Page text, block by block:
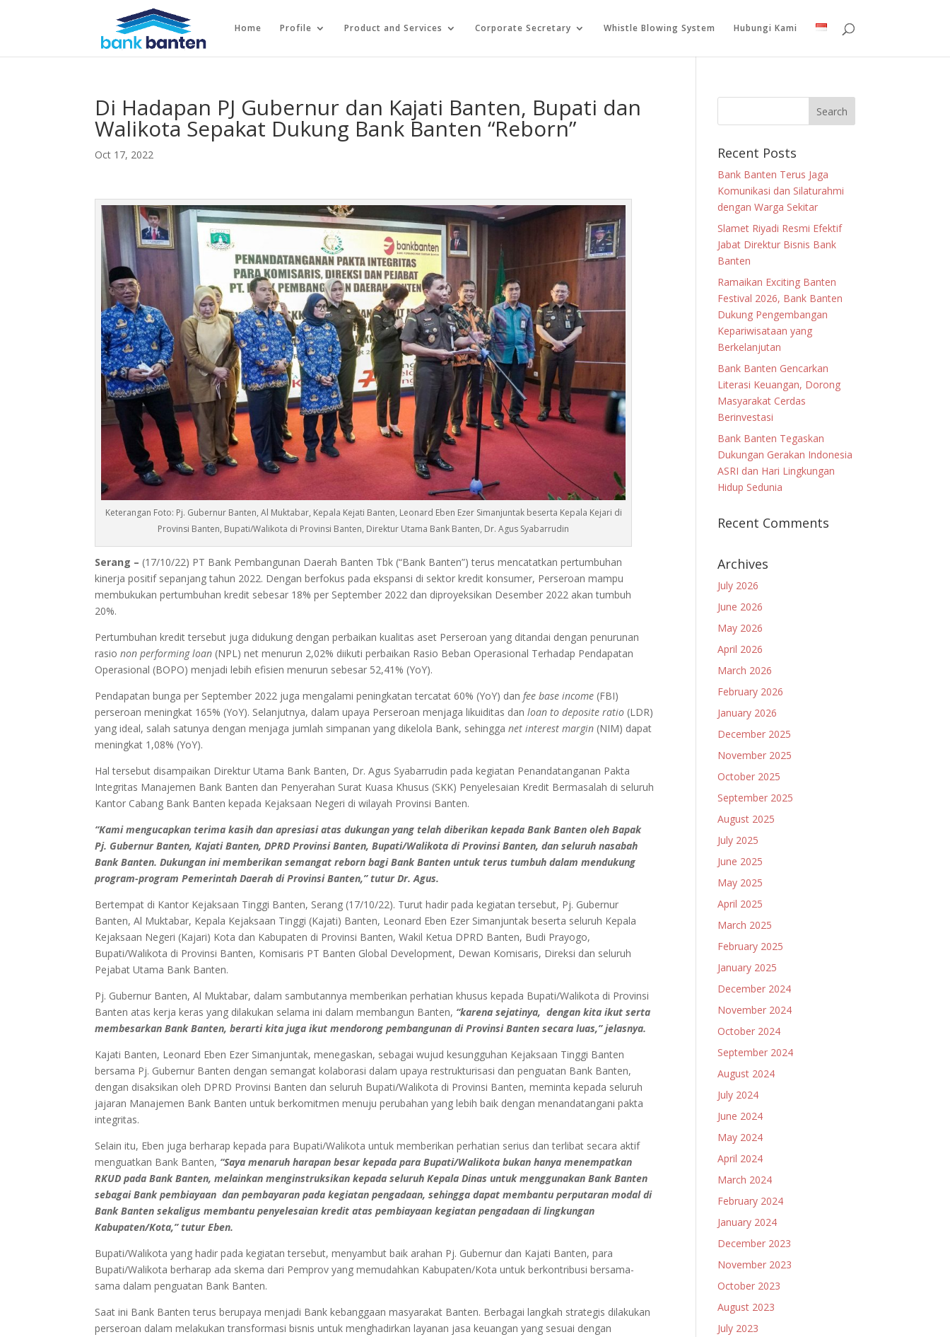
Home Profile Product and Services Corporate Secretary Whistle Blowing System Hubungi Kami
Di Hadapan PJ Gubernur dan Kajati Banten, Bupati dan
Walikota Sepakat Dukung Bank Banten “Reborn”
Oct 17, 2022
Keterangan Foto: Pj. Gubernur Banten, Al Muktabar, Kepala Kejati Banten, Leonard Eben Ezer Simanjuntak beserta Kepala Kejari di
Provinsi Banten, Bupati/Walikota di Provinsi Banten, Direktur Utama Bank Banten, Dr. Agus Syabarrudin
Serang – (17/10/22) PT Bank Pembangunan Daerah Banten Tbk (“Bank Banten”) terus mencatatkan pertumbuhan
kinerja positif sepanjang tahun 2022. Dengan berfokus pada ekspansi di sektor kredit konsumer, Perseroan mampu
membukukan pertumbuhan kredit sebesar 18% per September 2022 dan diproyeksikan Desember 2022 akan tumbuh
20%.
Pertumbuhan kredit tersebut juga didukung dengan perbaikan kualitas aset Perseroan yang ditandai dengan penurunan
rasionon performing loan (NPL) net menurun 2,02% diikuti perbaikan Rasio Beban Operasional Terhadap Pendapatan
Operasional (BOPO) menjadi lebih efisien menurun sebesar 52,41% (YoY).
Pendapatan bunga per September 2022 juga mengalami peningkatan tercatat 60% (YoY) danfee base income (FBI)
perseroan meningkat 165% (YoY). Selanjutnya, dalam upaya Perseroan menjaga likuiditas danloan to deposite ratio (LDR)
yang ideal, salah satunya dengan menjaga jumlah simpanan yang dikelola Bank, sehingganet interest margin (NIM) dapat
meningkat 1,08% (YoY).
Hal tersebut disampaikan Direktur Utama Bank Banten, Dr. Agus Syabarrudin pada kegiatan Penandatanganan Pakta
Integritas Manajemen Bank Banten dan Penyerahan Surat Kuasa Khusus (SKK) Penyelesaian Kredit Bermasalah di seluruh
Kantor Cabang Bank Banten kepada Kejaksaan Negeri di wilayah Provinsi Banten.
“Kami mengucapkan terima kasih dan apresiasi atas dukungan yang telah diberikan kepada Bank Banten oleh Bapak
Pj. Gubernur Banten, Kajati Banten, DPRD Provinsi Banten, Bupati/Walikota di Provinsi Banten, dan seluruh nasabah
Bank Banten. Dukungan ini memberikan semangat reborn bagi Bank Banten untuk terus tumbuh dalam mendukung
program-program Pemerintah Daerah di Provinsi Banten,” tutur Dr. Agus.
Bertempat di Kantor Kejaksaan Tinggi Banten, Serang (17/10/22). Turut hadir pada kegiatan tersebut, Pj. Gubernur
Banten, Al Muktabar, Kepala Kejaksaan Tinggi (Kajati) Banten, Leonard Eben Ezer Simanjuntak beserta seluruh Kepala
Kejaksaan Negeri (Kajari) Kota dan Kabupaten di Provinsi Banten, Wakil Ketua DPRD Banten, Budi Prayogo,
Bupati/Walikota di Provinsi Banten, Komisaris PT Banten Global Development, Dewan Komisaris, Direksi dan seluruh
Pejabat Utama Bank Banten.
Pj. Gubernur Banten, Al Muktabar, dalam sambutannya memberikan perhatian khusus kepada Bupati/Walikota di Provinsi
Banten atas kerja keras yang dilakukan selama ini dalam membangun Banten, “karena sejatinya, dengan kita ikut serta
membesarkan Bank Banten, berarti kita juga ikut mendorong pembangunan di Provinsi Banten secara luas,” jelasnya.
Kajati Banten, Leonard Eben Ezer Simanjuntak, menegaskan, sebagai wujud kesungguhan Kejaksaan Tinggi Banten
bersama Pj. Gubernur Banten dengan semangat kolaborasi dalam upaya restrukturisasi dan penguatan Bank Banten,
dengan disaksikan oleh DPRD Provinsi Banten dan seluruh Bupati/Walikota di Provinsi Banten, meminta kepada seluruh
jajaran Manajemen Bank Banten untuk berkomitmen menuju perubahan yang lebih baik dengan menandatangani pakta
integritas.
Selain itu, Eben juga berharap kepada para Bupati/Walikota untuk memberikan perhatian serius dan terlibat secara aktif
menguatkan Bank Banten, “Saya menaruh harapan besar kepada para Bupati/Walikota bukan hanya menempatkan
RKUD pada Bank Banten, melainkan menginstruksikan kepada seluruh Kepala Dinas untuk menggunakan Bank Banten
sebagai Bank pembiayaan dan pembayaran pada kegiatan pengadaan, sehingga dapat membantu perputaran modal di
Bank Banten sekaligus membantu penyelesaian kredit atas pembiayaan kegiatan pengadaan di lingkungan
Kabupaten/Kota,” tutur Eben.
Bupati/Walikota yang hadir pada kegiatan tersebut, menyambut baik arahan Pj. Gubernur dan Kajati Banten, para
Bupati/Walikota berharap ada skema dari Pemprov yang memudahkan Kabupaten/Kota untuk berkontribusi bersama-
sama dalam penguatan Bank Banten.
Saat ini Bank Banten terus berupaya menjadi Bank kebanggaan masyarakat Banten. Berbagai langkah strategis dilakukan
perseroan dalam melakukan transformasi bisnis untuk menghadirkan layanan jasa keuangan yang sesuai dengan
Recent Posts
Bank Banten Terus Jaga
Komunikasi dan Silaturahmi
dengan Warga Sekitar
Slamet Riyadi Resmi Efektif
Jabat Direktur Bisnis Bank
Banten
Ramaikan Exciting Banten
Festival 2026, Bank Banten
Dukung Pengembangan
Kepariwisataan yang
Berkelanjutan
Bank Banten Gencarkan
Literasi Keuangan, Dorong
Masyarakat Cerdas
Berinvestasi
Bank Banten Tegaskan
Dukungan Gerakan Indonesia
ASRI dan Hari Lingkungan
Hidup Sedunia
Recent Comments
Archives
July 2026
June 2026
May 2026
April 2026
March 2026
February 2026
January 2026
December 2025
November 2025
October 2025
September 2025
August 2025
July 2025
June 2025
May 2025
April 2025
March 2025
February 2025
January 2025
December 2024
November 2024
October 2024
September 2024
August 2024
July 2024
June 2024
May 2024
April 2024
March 2024
February 2024
January 2024
December 2023
November 2023
October 2023
August 2023
July 2023